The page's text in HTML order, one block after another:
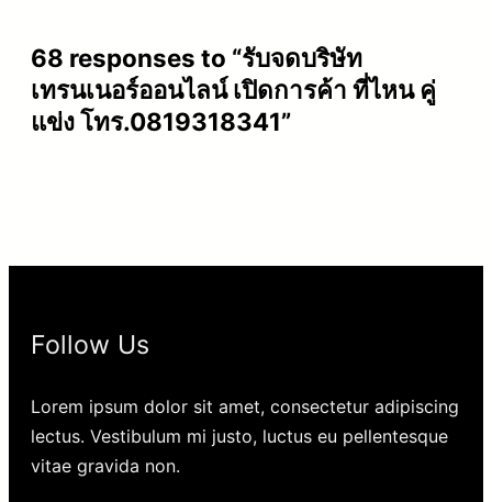
68 responses to “รับจดบริษัท
เทรนเนอร์ออนไลน์ เปิดการค้า ที่ไหน คู่
แข่ง โทร.0819318341”
Follow Us
Lorem ipsum dolor sit amet, consectetur adipiscing
lectus. Vestibulum mi justo, luctus eu pellentesque
vitae gravida non.